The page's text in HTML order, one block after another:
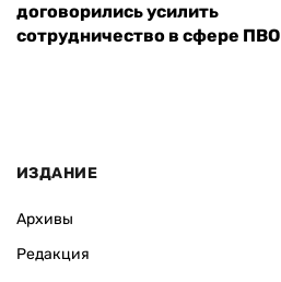
договорились усилить
сотрудничество в сфере ПВО
ИЗДАНИЕ
Архивы
Редакция